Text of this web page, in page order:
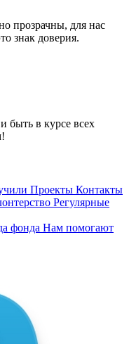
прозрачны, для нас
знак доверия.
быть в курсе всех
Проекты Контакты
Регулярные
фонда Нам помогают